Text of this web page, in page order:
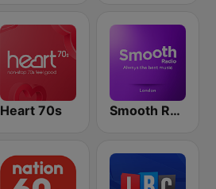
Heart 70s Smooth Radio London